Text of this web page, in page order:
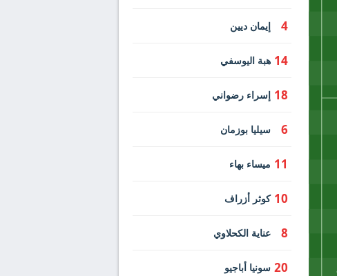
4 إيمان ديين
14 هبة اليوسفي
18 إسراء رضواني
6 سيليا بوزمان
11 ميساء بهاء
10 كوثر أزراف
8 عناية الكحلاوي
20 سونيا أباجيو